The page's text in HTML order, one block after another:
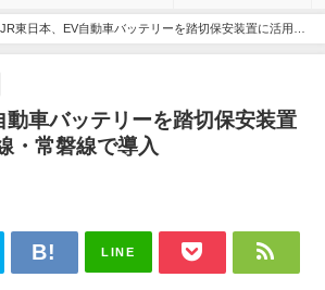
JR東日本、EV自動車バッテリーを踏切保安装置に活用
車バッテリーを踏切保安装置
常磐線で導入
LINE